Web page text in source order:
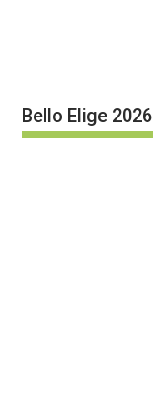
Bello Elige 2026